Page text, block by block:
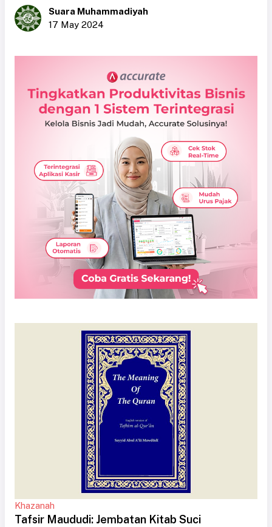
Suara Muhammadiyah
17 May 2024
Khazanah
Tafsir Maududi: Jembatan Kitab Suci